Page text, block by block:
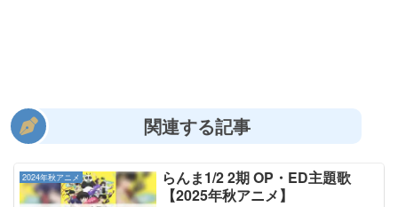
関連する記事
2024年秋アニメ
らんま1/2 2期 OP・ED主題歌
【2025年秋アニメ】